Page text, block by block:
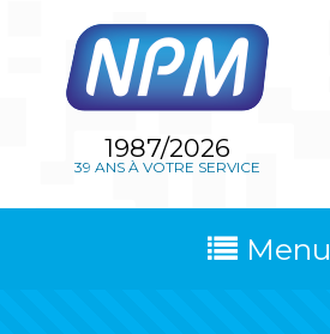
1987/2026
39 ANS À VOTRE SERVICE
Menu